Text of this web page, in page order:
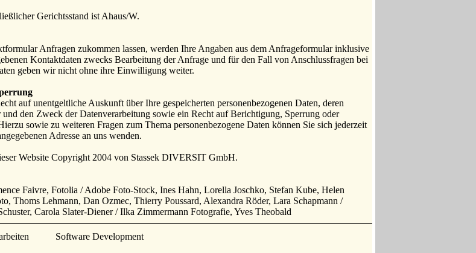
Gerichtsstand ist Ahaus/W.
Anfragen zukommen lassen, werden Ihre Angaben aus dem Anfrageformular inklusive
Kontaktdaten zwecks Bearbeitung der Anfrage und für den Fall von Anschlussfragen bei
geben wir nicht ohne ihre Einwilligung weiter.
auf unentgeltliche Auskunft über Ihre gespeicherten personenbezogenen Daten, deren
den Zweck der Datenverarbeitung sowie ein Recht auf Berichtigung, Sperrung oder
sowie zu weiteren Fragen zum Thema personenbezogene Daten können Sie sich jederzeit
Adresse an uns wenden.
Website Copyright 2004 von Stassek DIVERSIT GmbH.
Faivre, Fotolia / Adobe Foto-Stock, Ines Hahn, Lorella Joschko, Stefan Kube, Helen
Thoms Lehmann, Dan Ozmec, Thierry Poussard, Alexandra Röder, Lara Schapmann /
Carola Slater-Diener / Ilka Zimmermann Fotografie, Yves Theobald
Software Development